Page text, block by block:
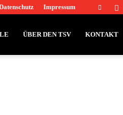
Impressum
ÜBER DEN TSV KONTAKT